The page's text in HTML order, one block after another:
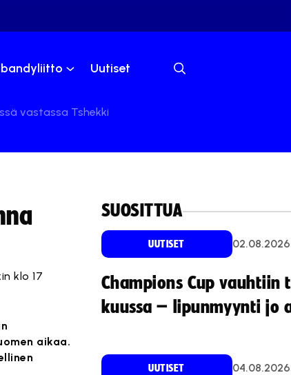
Uutiset
vastassa Tshekki
klo 17
aikaa.
SUOSITTUA
UUTISET 02.08.2026
Champions Cup vauhtiin
kuussa – lipunmyynti jo
UUTISET 04.08.2026